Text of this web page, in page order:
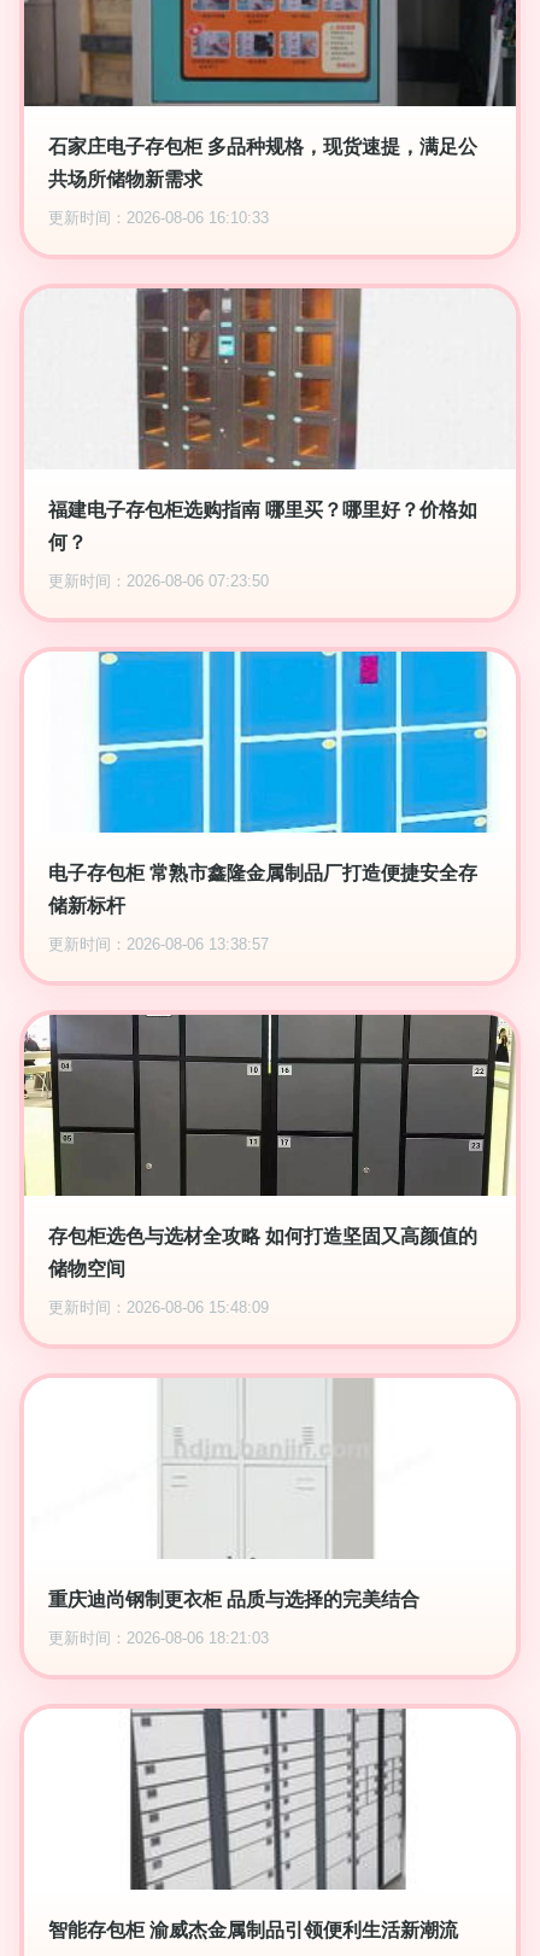
石家庄电子存包柜 多品种规格，现货速提，满足公
共场所储物新需求
更新时间：2026-08-06 16:10:33
福建电子存包柜选购指南 哪里买？哪里好？价格如
何？
更新时间：2026-08-06 07:23:50
电子存包柜 常熟市鑫隆金属制品厂打造便捷安全存
储新标杆
更新时间：2026-08-06 13:38:57
存包柜选色与选材全攻略 如何打造坚固又高颜值的
储物空间
更新时间：2026-08-06 15:48:09
重庆迪尚钢制更衣柜 品质与选择的完美结合
更新时间：2026-08-06 18:21:03
智能存包柜 渝威杰金属制品引领便利生活新潮流